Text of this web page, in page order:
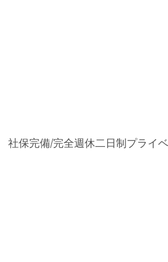
保完備/完全週休二日制プライ